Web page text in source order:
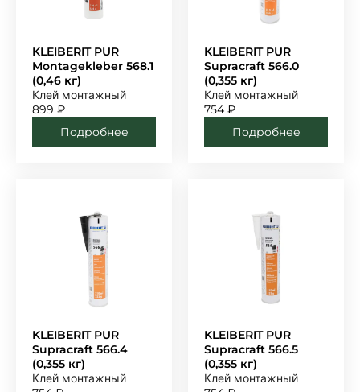
KLEIBERIT PUR
Montagekleber 568.1
(0,46 кг)
Клей монтажный
899 ₽
Подробнее
KLEIBERIT PUR
Supracraft 566.0
(0,355 кг)
Клей монтажный
754 ₽
Подробнее
KLEIBERIT PUR
Supracraft 566.4
(0,355 кг)
Клей монтажный
KLEIBERIT PUR
Supracraft 566.5
(0,355 кг)
Клей монтажный